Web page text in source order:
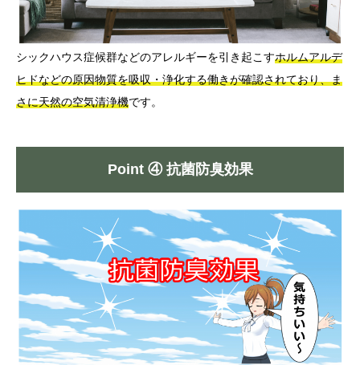
シックハウス症候群などのアレルギーを引き起こすホルムアルデ
ヒドなどの原因物質を吸収・浄化する働きが確認されており、ま
さに天然の空気清浄機です。
Point ④ 抗菌防臭効果